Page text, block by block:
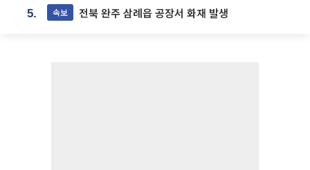
5. 속보 전북 완주 삼례읍 공장서 화재 발생